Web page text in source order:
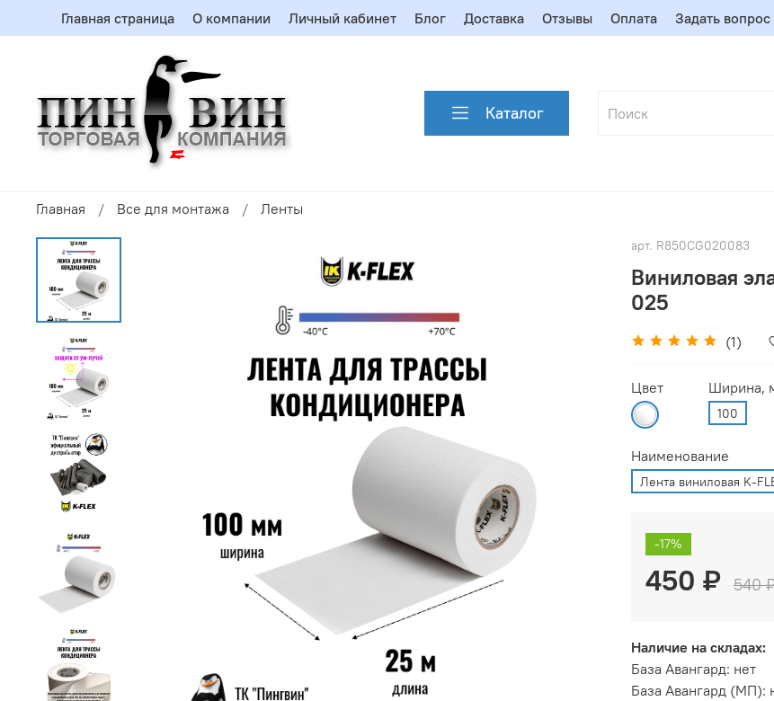
Главная страница О компании Личный кабинет Блог Доставка Отзывы Оплата Задать вопрос
Каталог
Главная Все для монтажа Ленты
арт. R850CG020083
Виниловая
025
(1)
Цвет Ширина,
100
Наименование
Лента виниловая K-
-17%
450 ₽ 540
Наличие на складах:
База Авангард: нет
База Авангард (МП):